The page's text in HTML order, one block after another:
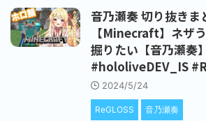
音乃瀬奏 切り抜きま
【Minecraft】ネザ
掘りたい【音乃瀬奏】
#hololiveDEV_IS
2024/5/24
ReGLOSS 音乃瀬奏